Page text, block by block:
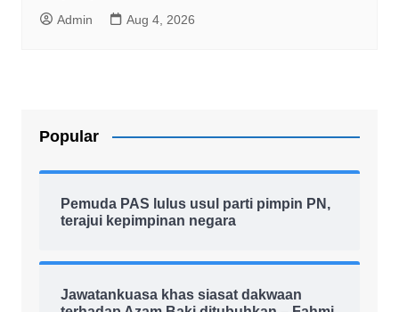
Admin Aug 4, 2026
Popular
Pemuda PAS lulus usul parti pimpin PN,
terajui kepimpinan negara
Jawatankuasa khas siasat dakwaan